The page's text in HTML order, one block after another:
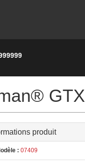
GTX
produit
: 07409